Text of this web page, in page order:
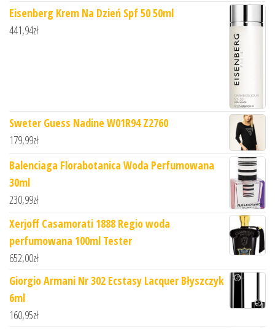
Eisenberg Krem Na Dzień Spf 50 50ml
441,94zł
Sweter Guess Nadine W01R94 Z2760
179,99zł
Balenciaga Florabotanica Woda Perfumowana
30ml
230,99zł
Xerjoff Casamorati 1888 Regio woda
perfumowana 100ml Tester
652,00zł
Giorgio Armani Nr 302 Ecstasy Lacquer Błyszczyk
6ml
160,95zł